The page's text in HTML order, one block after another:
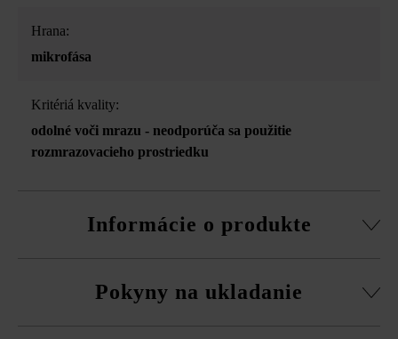
Hrana:
mikrofása
Kritériá kvality:
odolné voči mrazu - neodporúča sa použitie
rozmrazovacieho prostriedku
Informácie o produkte
kamene, súpravy rohových kociek a vrchná doska.
Pokyny na ukladanie